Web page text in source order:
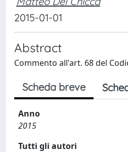
2015-01-01
Abstract
Commento all'art. 68 del
Scheda breve
Anno
2015
Tutti gli autori